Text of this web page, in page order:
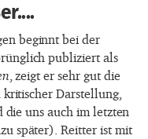
beginnt bei der
publiziert als
, zeigt er sehr gut die
Darstellung,
uns auch im letzten
später). Reitter ist mit